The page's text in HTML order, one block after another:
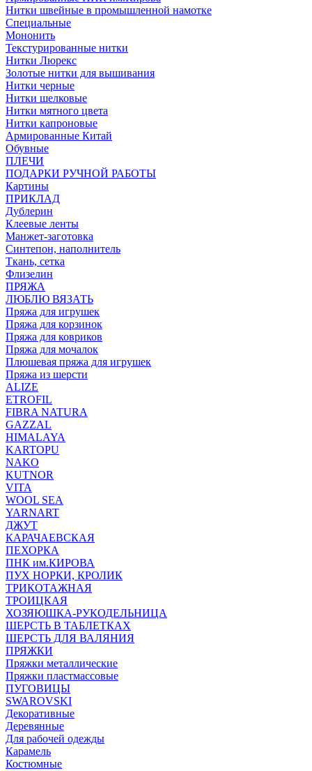
Нитки швейные в промышленной намотке
Специальные
Мононить
Текстурированные нитки
Нитки Люрекс
Золотые нитки для вышивания
Нитки черные
Нитки шелковые
Нитки мятного цвета
Нитки капроновые
Армированные Китай
Обувные
ПЛЕЧИ
ПОДАРКИ РУЧНОЙ РАБОТЫ
Картины
ПРИКЛАД
Дублерин
Клеевые ленты
Манжет-заготовка
Синтепон, наполнитель
Ткань, сетка
Флизелин
ПРЯЖА
ЛЮБЛЮ ВЯЗАТЬ
Пряжа для игрушек
Пряжа для корзинок
Пряжа для ковриков
Пряжа для мочалок
Плюшевая пряжа для игрушек
Пряжа из шерсти
ALIZE
ETROFIL
FIBRA NATURA
GAZZAL
HIMALAYA
KARTOPU
NAKO
KUTNOR
VITA
WOOL SEA
YARNART
ДЖУТ
КАРАЧАЕВСКАЯ
ПЕХОРКА
ПНК им.КИРОВА
ПУХ НОРКИ, КРОЛИК
ТРИКОТАЖНАЯ
ТРОИЦКАЯ
ХОЗЯЮШКА-РУКОДЕЛЬНИЦА
ШЕРСТЬ В ТАБЛЕТКАХ
ШЕРСТЬ ДЛЯ ВАЛЯНИЯ
ПРЯЖКИ
Пряжки металлические
Пряжки пластмассовые
ПУГОВИЦЫ
SWAROVSKI
Декоративные
Деревянные
Для рабочей одежды
Карамель
Костюмные